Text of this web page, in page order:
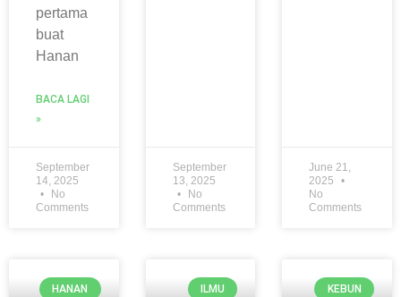
pertama
buat
Hanan
BACA LAGI
»
September
14, 2025
No
Comments
September
13, 2025
No
Comments
June 21,
2025
No
Comments
HANAN ILMU KEBUN